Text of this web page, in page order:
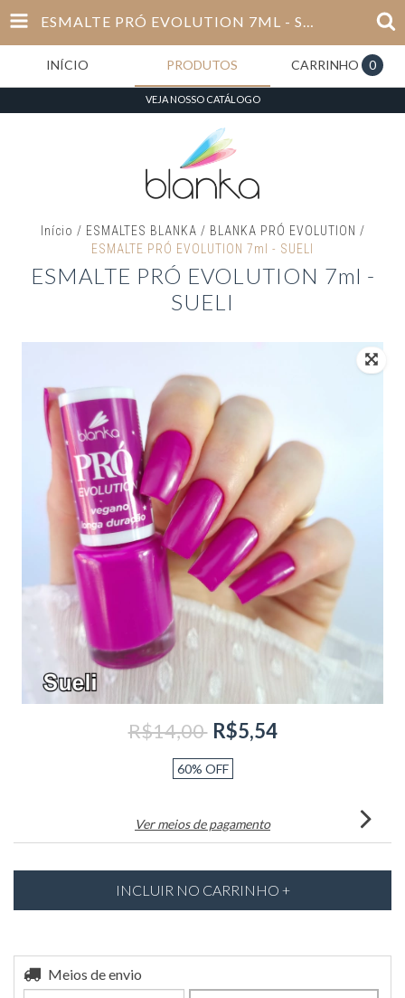
ESMALTE PRÓ EVOLUTION 7ML - SUELI
INÍCIO PRODUTOS CARRINHO 0
VEJA NOSSO CATÁLOGO
Início / ESMALTES BLANKA / BLANKA PRÓ EVOLUTION /
ESMALTE PRÓ EVOLUTION 7ml - SUELI
ESMALTE PRÓ EVOLUTION 7ml -
SUELI
R$14,00 R$5,54
60% OFF
Ver meios de pagamento
Entregas para o CEP:
Meios de envio